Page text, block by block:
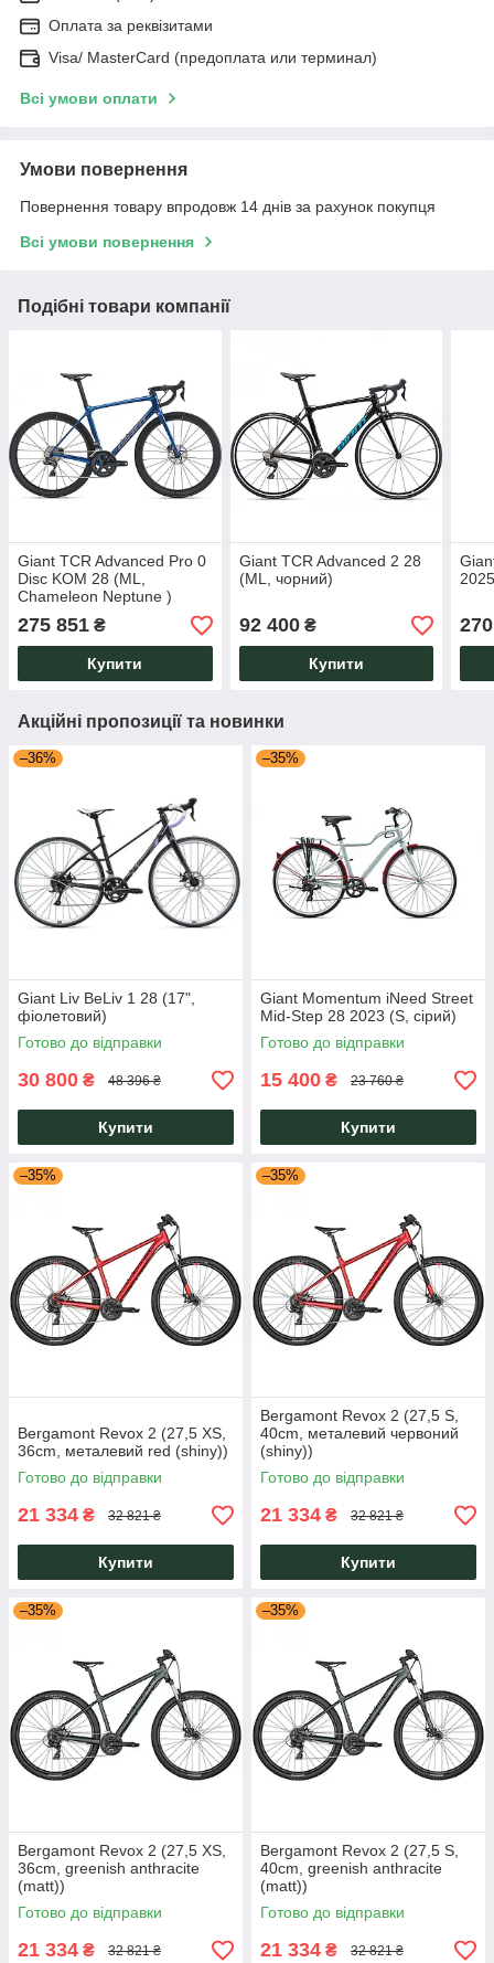
Оплата за реквізитами
Visa/ MasterCard (предоплата или терминал)
Всі умови оплати
Умови повернення
Повернення товару впродовж 14 днів за рахунок покупця
Всі умови повернення
Подібні товари компанії
Giant TCR Advanced Pro 0
Disc KOM 28 (ML,
Chameleon Neptune )
275 851 ₴
Купити
Giant TCR Advanced 2 28
(ML, чорний)
92 400₴
Купити
Акційні пропозиції та новинки
–36%
Giant Liv BeLiv 1 28 (17",
фіолетовий)
Готово до відправки
30 800 ₴ 48 396 ₴
Купити
–35%
Giant Momentum iNeed Street
Mid-Step 28 2023 (S, сірий)
Готово до відправки
15 400 ₴ 23 760 ₴
Купити
–35%
Bergamont Revox 2 (27,5 XS,
36cm, металевий red (shiny))
Готово до відправки
21 334 ₴ 32 821 ₴
Купити
–35%
Bergamont Revox 2 (27,5 S,
40cm, металевий червоний
(shiny))
Готово до відправки
21 334 ₴ 32 821 ₴
Купити
–35%
Bergamont Revox 2 (27,5 XS,
36cm, greenish anthracite
(matt))
Готово до відправки
21 334 ₴ 32 821 ₴
–35%
Bergamont Revox 2 (27,5 S,
40cm, greenish anthracite
(matt))
Готово до відправки
21 334 ₴ 32 821 ₴